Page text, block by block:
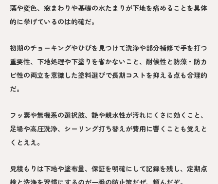
藻や変色、窓まわりや基礎の水たまりが下地を痛めることを具体
的に挙げているのは的確だ。
初期のチョーキングやひびを見つけて洗浄や部分補修で手を打つ
重要性、下地処理や下塗りを省かないこと、耐候性と防藻・防カ
ビ性の両立を意識した塗料選びで長期コストを抑える点も合理的
だ。
フッ素や無機系の選択肢、艶や親水性が汚れにくさに効くこと、
足場や高圧洗浄、シーリング打ち替えが費用に響くことも覚えと
くとええ。
見積もりは下地や塗布量、保証を明確にして記録を残し、定期点